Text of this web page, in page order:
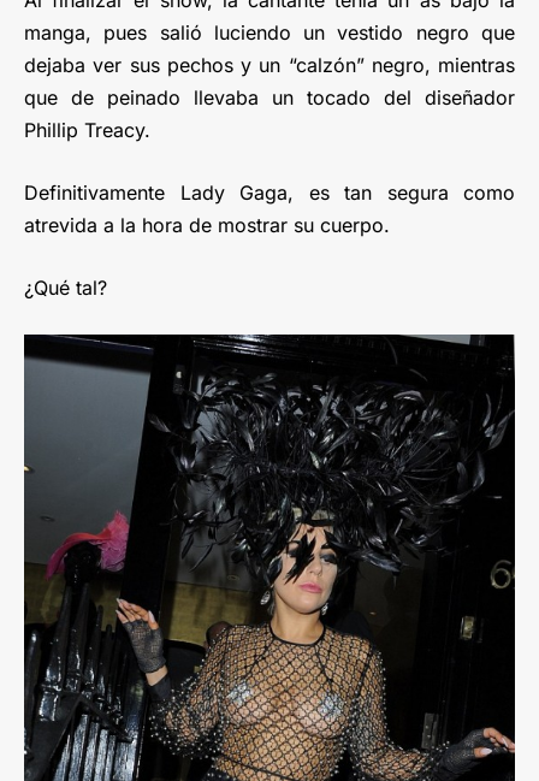
manga, pues salió luciendo un vestido negro que
dejaba ver sus pechos y un “calzón” negro, mientras
que de peinado llevaba un tocado del diseñador
Phillip Treacy.
Definitivamente Lady Gaga, es tan segura como
atrevida a la hora de mostrar su cuerpo.
¿Qué tal?